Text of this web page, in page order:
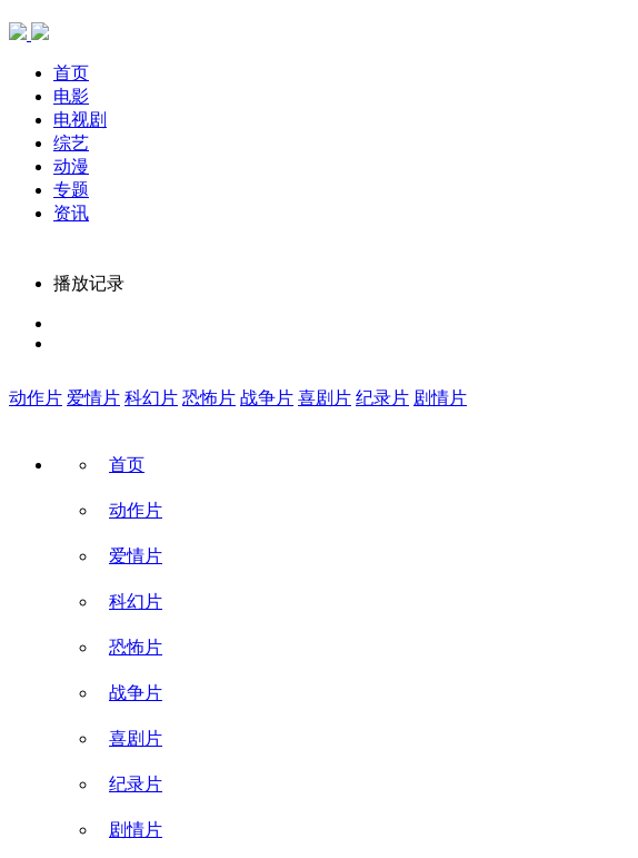
首页
电影
电视剧
综艺
动漫
专题
资讯
播放记录
动作片 爱情片 科幻片 恐怖片 战争片 喜剧片 纪录片 剧情片
首页
动作片
爱情片
科幻片
恐怖片
战争片
喜剧片
纪录片
剧情片